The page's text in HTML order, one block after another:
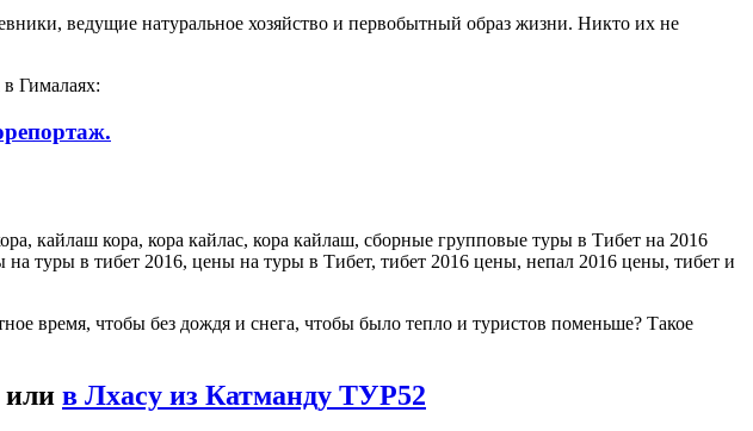
ведущие натуральное хозяйство и первобытный образ жизни. Никто их не
в Гималаях:
время, чтобы без дождя и снега, чтобы было тепло и туристов поменьше? Такое
или в Лхасу из Катманду ТУР52